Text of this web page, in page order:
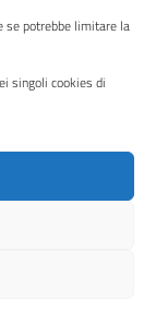
se potrebbe limitare la
singoli cookies di